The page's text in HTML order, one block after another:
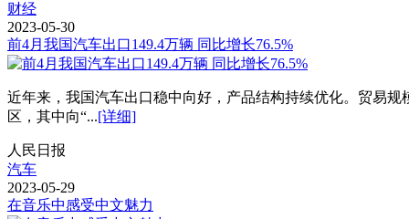
财经
2023-05-30
前4月我国汽车出口149.4万辆 同比增长76.5%
近年来，我国汽车出口稳中向好，产品结构持续优化。贸易
区，其中向“...[详细]
人民日报
汽车
2023-05-29
在音乐中感受中文魅力